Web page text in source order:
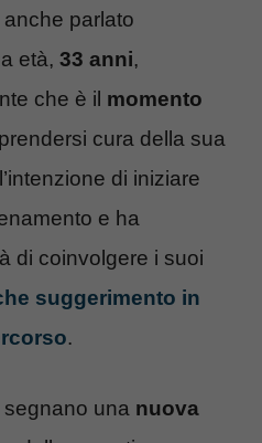
parlato
età, 33 anni,
che è il momento
cura della sua
di iniziare
e ha
di coinvolgere i suoi
suggerimento in
.
segnano una nuova